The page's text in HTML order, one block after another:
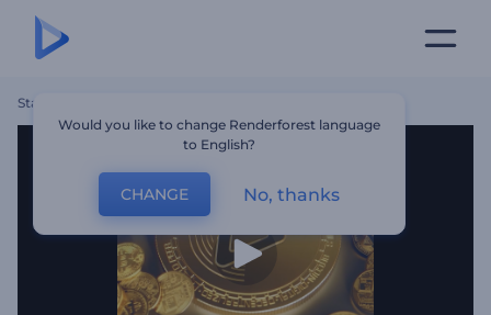
Startseite
Would you like to change Renderforest language
to English?
CHANGE No, thanks